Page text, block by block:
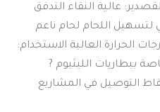
نسبة القصدير: عالية النقاء التدفق
لتسهيل اللحام لحام ناعم
الحرارة العالية الاستخدام:
ببطاريات الليثيوم ?
التوصيل في المشاريع